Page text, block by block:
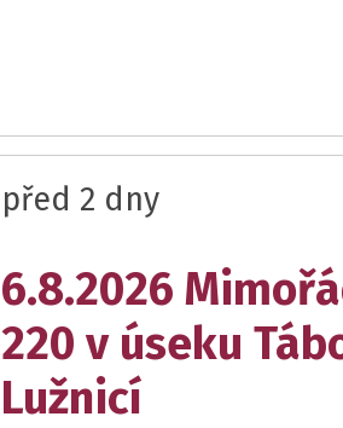
před 2 dny
6.8.2026
220 v úseku
Lužnicí